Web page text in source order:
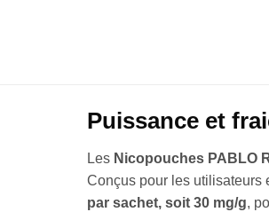
Puissance et
Les Nicopouches PABLO
Conçus pour les utilisateurs
par sachet, soit 30 mg/g,